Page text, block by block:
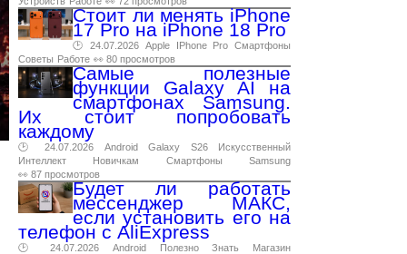
Стоит ли менять iPhone
17 Pro на iPhone 18 Pro
🕑 24.07.2026 Apple IPhone Pro Смартфоны
Советы Работе 👀 80 просмотров
Самые полезные
функции Galaxy AI на
смартфонах Samsung.
Их стоит попробовать
каждому
🕑 24.07.2026 Android Galaxy S26
Искусственный
Интеллект
Новичкам Смартфоны
Samsung
👀 87 просмотров
Будет ли работать
мессенджер МАКС,
если установить его на
телефон с AliExpress
🕑 24.07.2026 Android Полезно Знать
Магазин